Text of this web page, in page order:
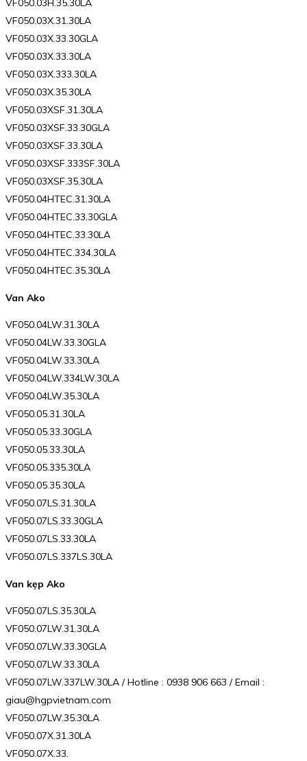
VF050.03H.35.30LA
VF050.03X.31.30LA
VF050.03X.33.30GLA
VF050.03X.33.30LA
VF050.03X.333.30LA
VF050.03X.35.30LA
VF050.03XSF.31.30LA
VF050.03XSF.33.30GLA
VF050.03XSF.33.30LA
VF050.03XSF.333SF.30LA
VF050.03XSF.35.30LA
VF050.04HTEC.31.30LA
VF050.04HTEC.33.30GLA
VF050.04HTEC.33.30LA
VF050.04HTEC.334.30LA
VF050.04HTEC.35.30LA
Van Ako
VF050.04LW.31.30LA
VF050.04LW.33.30GLA
VF050.04LW.33.30LA
VF050.04LW.334LW.30LA
VF050.04LW.35.30LA
VF050.05.31.30LA
VF050.05.33.30GLA
VF050.05.33.30LA
VF050.05.335.30LA
VF050.05.35.30LA
VF050.07LS.31.30LA
VF050.07LS.33.30GLA
VF050.07LS.33.30LA
VF050.07LS.337LS.30LA
Van kẹp Ako
VF050.07LS.35.30LA
VF050.07LW.31.30LA
VF050.07LW.33.30GLA
VF050.07LW.33.30LA
VF050.07LW.337LW.30LA / Hotline : 0938 906 663 / Email :
giau@hgpvietnam.com
VF050.07LW.35.30LA
VF050.07X.31.30LA
VF050.07X.33.